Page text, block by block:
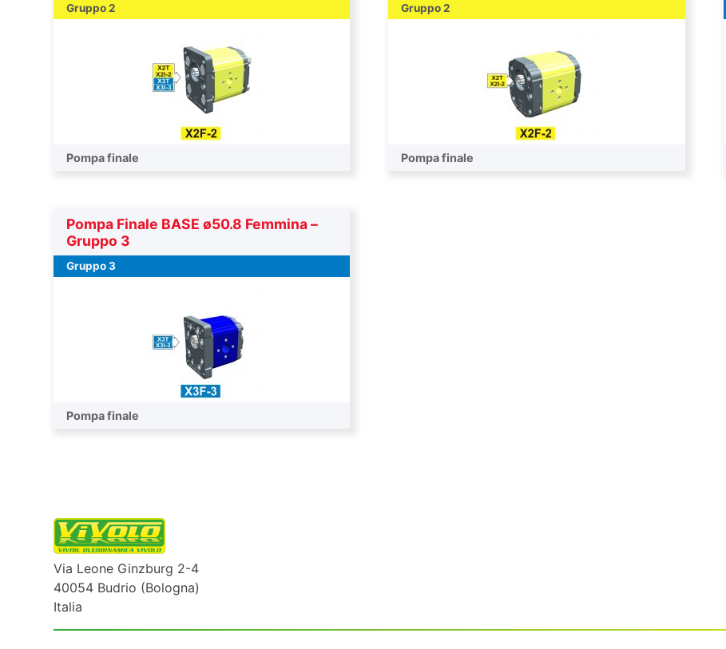
Gruppo 2
Pompa finale
Gruppo 2
Pompa finale
Pompa Finale BASE ø50.8 Femmina –
Gruppo 3
Gruppo 3
Pompa finale
Via Leone Ginzburg 2-4
40054 Budrio (Bologna)
Italia